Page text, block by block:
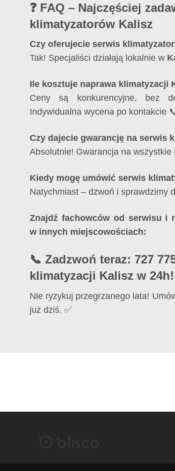
❓ FAQ – Najczęściej
klimatyzatorów Kalisz
Czy oferujecie serwis
Tak! Specjaliści działają lokalnie w
Ile kosztuje naprawa klimatyzacji
Ceny są konkurencyjne, bez
Indywidualna wycena po kontakcie
Czy dajecie gwarancję na serwis
Absolutnie! Gwarancja na wszystkie
Kiedy mogę umówić serwis
Natychmiast – dzwoń i sprawdzimy
Znajdź fachowców od serwisu i
w innych miejscowościach:
📞 Zadzwoń teraz: 727
klimatyzacji Kalisz w 24h!
Nie ryzykuj przegrzanego lata!
już dziś. ✅